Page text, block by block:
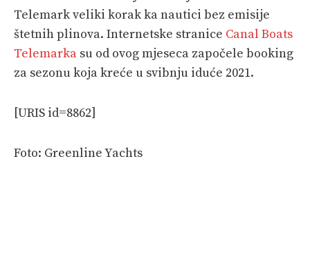
Telemark veliki korak ka nautici bez emisije
štetnih plinova. Internetske stranice Canal Boats
Telemarka su od ovog mjeseca započele booking
za sezonu koja kreće u svibnju iduće 2021.
[URIS id=8862]
Foto: Greenline Yachts